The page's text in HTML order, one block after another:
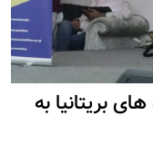
بریتانیا به